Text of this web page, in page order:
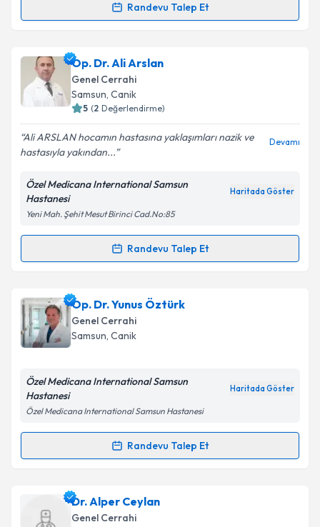
Kişisel verilerimin işlenmesine ilişkinAydınlatma
kapsamda işlenmesini kabul ediyorum.
Takvim Talebini Gönder
Randevu Talep Et
Randevu Takvimi Talebi
Op. Dr. Adnan Saçıniçin randevu takvimi talebi
oluşturun. Size bu uzmandan randevu almanız için bir
takvim hazırlandığında e-posta ile bilgilendireceğiz.
Kişisel verilerimin işlenmesine ilişkin
Aydınlatma
Metni
kapsamda işlenmesini kabul ediyorum.
Takvim Talebini Gönder
Op. Dr. Ali Arslan
Genel Cerrahi
Samsun, Canik
5 (2 Değerlendirme)
Ali ARSLAN hocamın hastasına yaklaşımları nazik ve
hastasıyla yakından...
Devamı
Özel Medicana International Samsun
Hastanesi
Haritada Göster
Yeni Mah. Şehit Mesut Birinci Cad.No:85
Randevu Talep Et
Randevu Takvimi Talebi
Op. Dr. Ali Arslaniçin randevu takvimi talebi
oluşturun. Size bu uzmandan randevu almanız için bir
takvim hazırlandığında e-posta ile bilgilendireceğiz.
Kişisel verilerimin işlenmesine ilişkinAydınlatma
'ni okudum ve kişisel verilerimin belirtilen
kapsamda işlenmesini kabul ediyorum.
Takvim Talebini Gönder
Op. Dr. Yunus Öztürk
Genel Cerrahi
Samsun, Canik
Özel Medicana International Samsun
Hastanesi
Haritada Göster
Özel Medicana International Samsun Hastanesi
Randevu Talep Et
Randevu Takvimi Talebi
Op. Dr. Yunus Öztürkiçin randevu takvimi talebi
oluşturun. Size bu uzmandan randevu almanız için bir
Dr. Alper Ceylan
Genel Cerrahi